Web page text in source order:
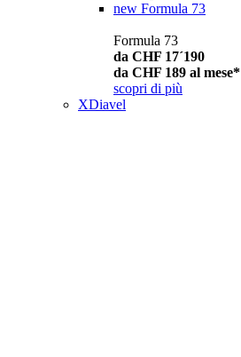
new Formula 73
Formula 73
da CHF 17´190
da CHF 189 al mese*
scopri di più
XDiavel